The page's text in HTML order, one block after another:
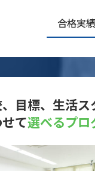
合格実
目標、生活ス
て選べるプロ